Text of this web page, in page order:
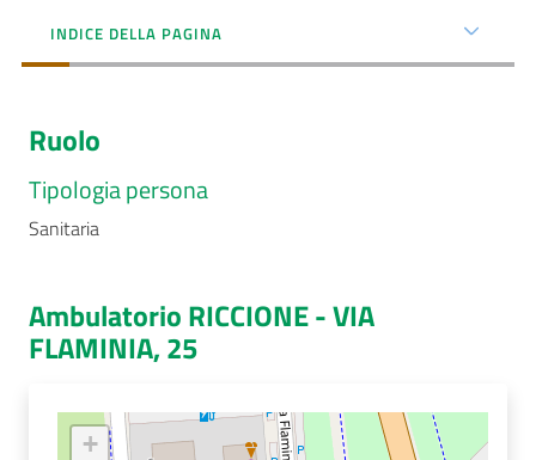
Comunica
Carta
Dedicato
INDICE DELLA PAGINA
Ruolo
Tipologia persona
Sanitaria
Ambulatorio RICCIONE - VIA
FLAMINIA, 25
+